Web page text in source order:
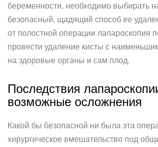
беременности, необходимо выбирать
безопасный, щадящий способ ее
от полостной операции лапароскопия
провести удаление кисты с
на здоровые органы и сам плод.
Последствия
возможные осложнения
Какой бы безопасной ни была эта
хирургическое вмешательство под